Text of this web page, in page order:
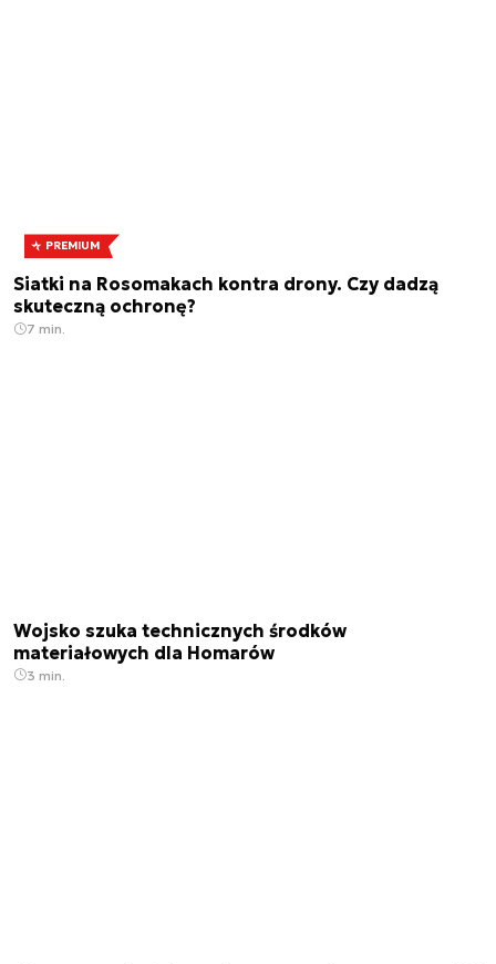
PREMIUM
Siatki na Rosomakach kontra drony. Czy dadzą
skuteczną ochronę?
7 min.
Wojsko szuka technicznych środków
materiałowych dla Homarów
3 min.